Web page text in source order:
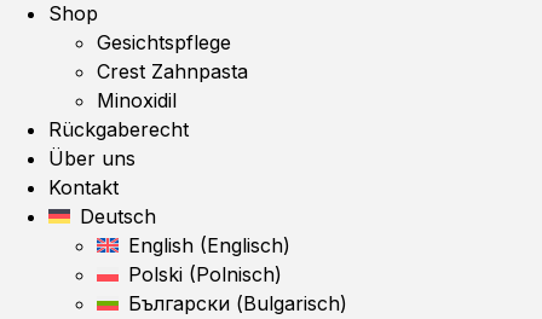
Shop
Gesichtspflege
Crest Zahnpasta
Minoxidil
Rückgaberecht
Über uns
Kontakt
Deutsch
English (Englisch)
Polski (Polnisch)
Български (Bulgarisch)